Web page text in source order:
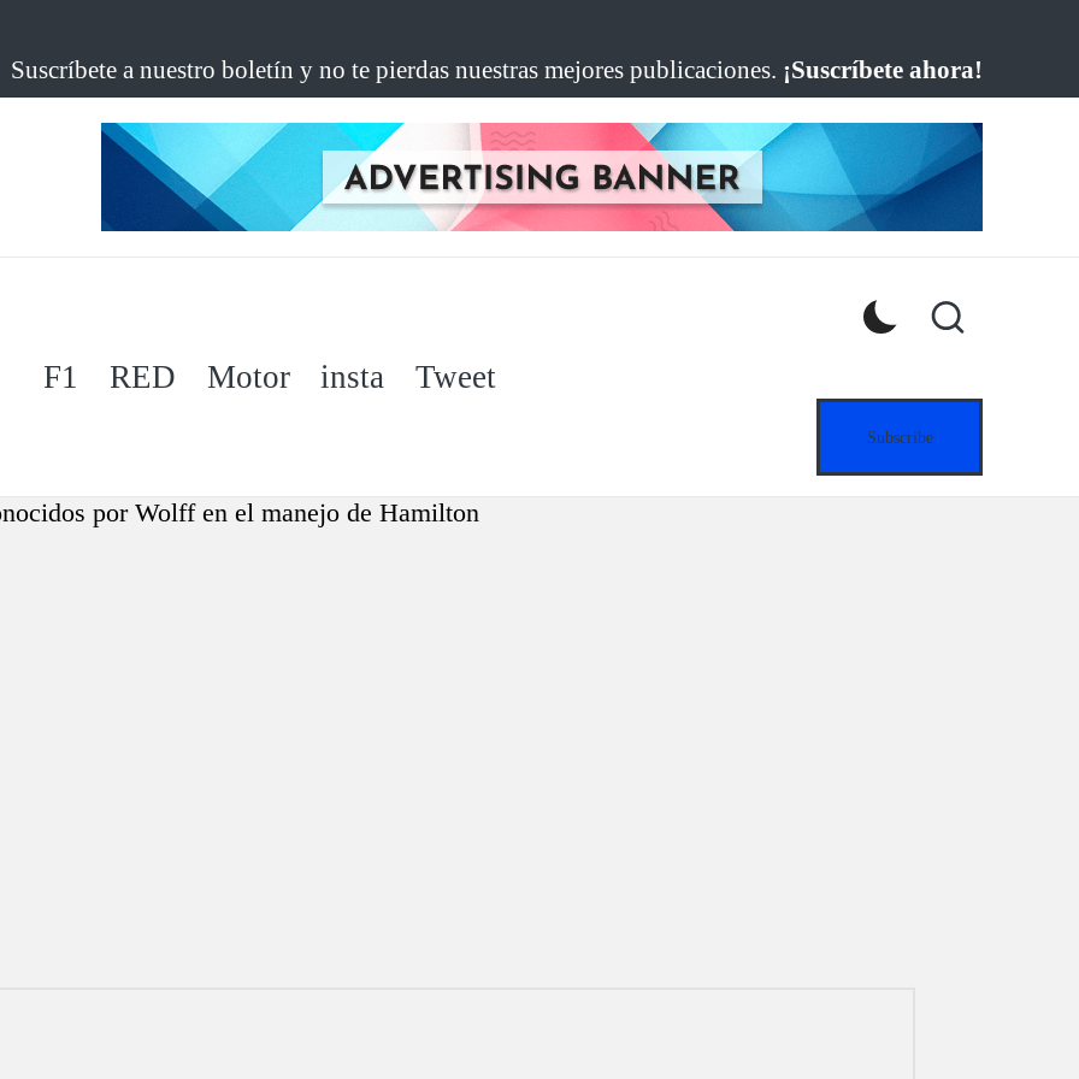
Suscríbete a nuestro boletín y no te pierdas nuestras mejores publicaciones. ¡Suscríbete ahora!
F1 RED Motor insta Tweet
Subscribe
por Wolff en el manejo de Hamilton